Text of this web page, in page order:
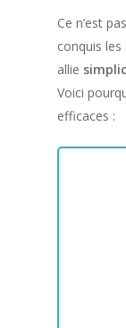
Ce n’est
conquis
allie
Voici
efficaces :